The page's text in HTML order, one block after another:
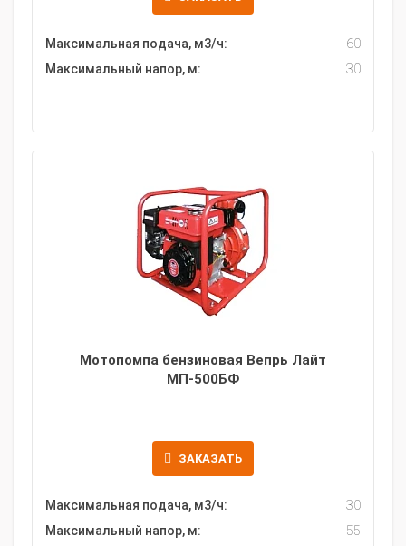
Максимальная подача, м3/ч:
60
Максимальный напор, м:
30
Мотопомпа бензиновая Вепрь Лайт
МП-500БФ
ЗАКАЗАТЬ
Максимальная подача, м3/ч:
30
Максимальный напор, м:
55